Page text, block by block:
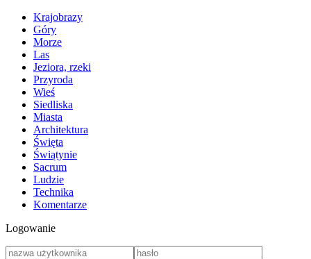
Krajobrazy
Góry
Morze
Las
Jeziora, rzeki
Przyroda
Wieś
Siedliska
Miasta
Architektura
Święta
Świątynie
Sacrum
Ludzie
Technika
Komentarze
Logowanie